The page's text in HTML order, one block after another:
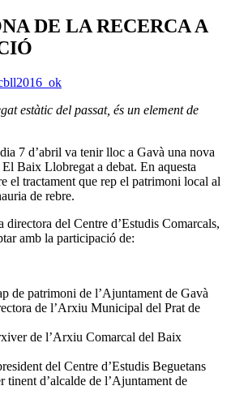
DE LA RECERCA A
estàtic del passat, és un element de
7 d’abril va tenir lloc a Gavà una nova
Baix Llobregat a debat. En aquesta
el tractament que rep el patrimoni local al
de rebre.
directora del Centre d’Estudis Comarcals,
amb la participació de:
de patrimoni de l’Ajuntament de Gavà
de l’Arxiu Municipal del Prat de
de l’Arxiu Comarcal del Baix
del Centre d’Estudis Beguetans
tinent d’alcalde de l’Ajuntament de